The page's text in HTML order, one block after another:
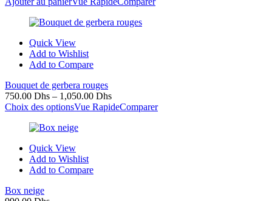
Quick View
Add to Wishlist
Add to Compare
Bouquet de gerbera rouges
750.00 Dhs – 1,050.00 Dhs
Choix des optionsVue RapideComparer
Quick View
Add to Wishlist
Add to Compare
Box neige